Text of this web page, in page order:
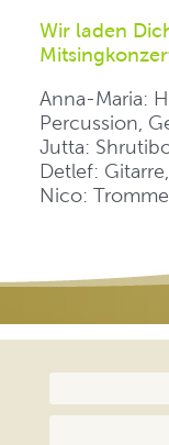
Wir laden
Anna-Maria:
Percussion,
Jutta:
Detlef:
Nico: